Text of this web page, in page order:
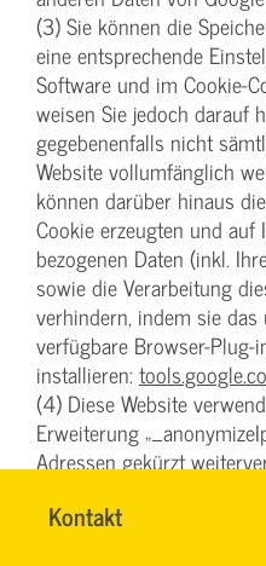
Kontakt
RONALD
Name*
(3) Sie können die
eine entsprechende
Software und im Cookie-
weisen Sie jedoch darauf
gegebenenfalls nicht
Website vollumfänglich
können darüber hinaus
Cookie erzeugten und
bezogenen Daten (inkl.
sowie die Verarbeitung
verhindern, indem sie
verfügbare Browser-
installieren:
(4) Diese Website
Erweiterung
Adressen gekürzt
werden. Soweit den über